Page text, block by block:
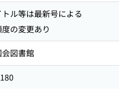
ル等は最新号による
の変更あり
図書館